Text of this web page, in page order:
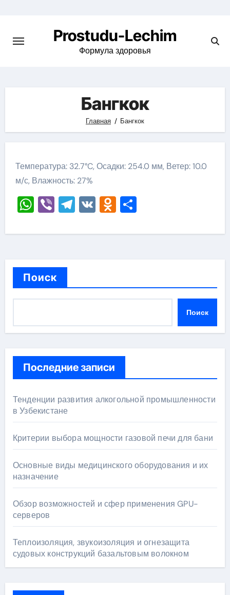
содержимому
Prostudu-Lechim
Формула здоровья
Бангкок
Главная Бангкок
Температура: 32.7°C, Осадки: 254.0 мм, Ветер: 10.0
м/с, Влажность: 27%
WhatsApp
ViberTelegram
VKOdnoklassniki
Отправить
Поиск
Поиск
Последние записи
Тенденции развития алкогольной промышленности
в Узбекистане
Критерии выбора мощности газовой печи для бани
Основные виды медицинского оборудования и их
назначение
Обзор возможностей и сфер применения GPU-
серверов
Теплоизоляция, звукоизоляция и огнезащита
судовых конструкций базальтовым волокном